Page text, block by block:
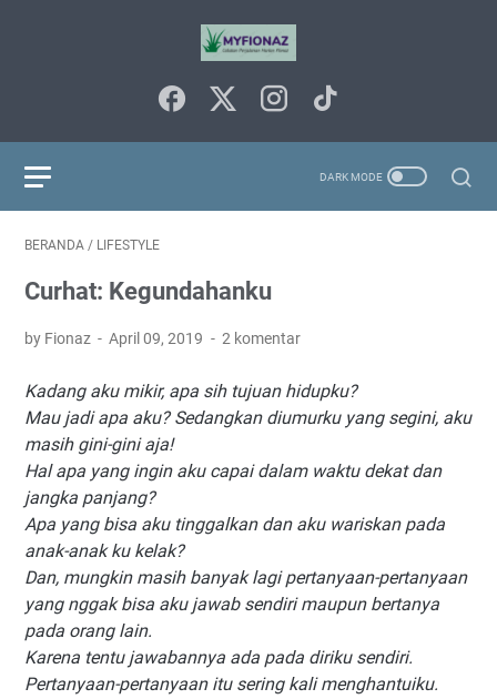
BERANDA / LIFESTYLE
Curhat: Kegundahanku
by Fionaz April 09, 2019 2 komentar
Kadang aku mikir, apa sih tujuan hidupku?
Mau jadi apa aku? Sedangkan diumurku yang segini, aku
masih gini-gini aja!
Hal apa yang ingin aku capai dalam waktu dekat dan
jangka panjang?
Apa yang bisa aku tinggalkan dan aku wariskan pada
anak-anak ku kelak?
Dan, mungkin masih banyak lagi pertanyaan-pertanyaan
yang nggak bisa aku jawab sendiri maupun bertanya
pada orang lain.
Karena tentu jawabannya ada pada diriku sendiri.
Pertanyaan-pertanyaan itu sering kali menghantuiku.